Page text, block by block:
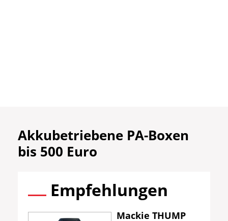
Akkubetriebene PA-Boxen
bis 500 Euro
Empfehlungen
Mackie THUMP